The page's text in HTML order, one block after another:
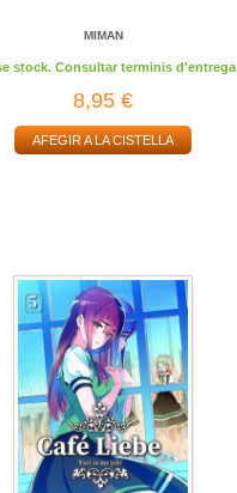
MIMAN
stock. Consultar terminis d'entrega
8,95 €
AFEGIR A LA CISTELLA